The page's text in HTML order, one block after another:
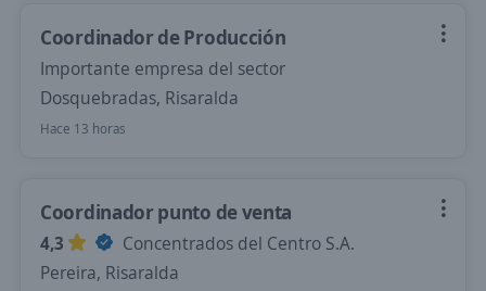
Coordinador de Producción
Importante empresa del sector
Dosquebradas, Risaralda
Hace 13 horas
Coordinador punto de venta
4,3
Concentrados del Centro S.A.
Pereira, Risaralda